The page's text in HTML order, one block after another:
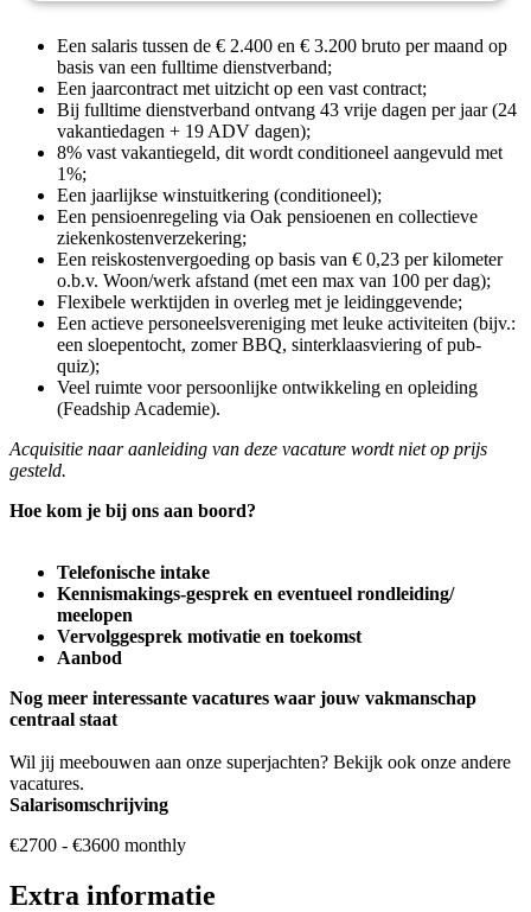
Een salaris tussen de € 2.400 en € 3.200 bruto per maand op
basis van een fulltime dienstverband;
Een jaarcontract met uitzicht op een vast contract;
Bij fulltime dienstverband ontvang 43 vrije dagen per jaar (24
vakantiedagen + 19 ADV dagen);
8% vast vakantiegeld, dit wordt conditioneel aangevuld met
1%;
Een jaarlijkse winstuitkering (conditioneel);
Een pensioenregeling via Oak pensioenen en collectieve
ziekenkostenverzekering;
Een reiskostenvergoeding op basis van € 0,23 per kilometer
o.b.v. Woon/werk afstand (met een max van 100 per dag);
Flexibele werktijden in overleg met je leidinggevende;
Een actieve personeelsvereniging met leuke activiteiten (bijv.:
een sloepentocht, zomer BBQ, sinterklaasviering of pub-
quiz);
Veel ruimte voor persoonlijke ontwikkeling en opleiding
(Feadship Academie).
Acquisitie naar aanleiding van deze vacature wordt niet op prijs
gesteld.
Hoe kom je bij ons aan boord?
Telefonische intake
Kennismakings-gesprek en eventueel rondleiding/
meelopen
Vervolggesprek motivatie en toekomst
Aanbod
Nog meer interessante vacatures waar jouw vakmanschap
centraal staat
Wil jij meebouwen aan onze superjachten? Bekijk ook onze andere
vacatures.
Salarisomschrijving
€2700 - €3600 monthly
Extra informatie